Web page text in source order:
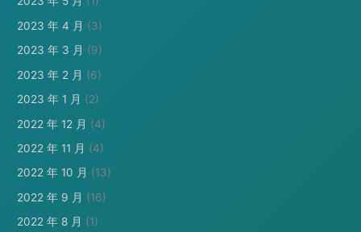
2023 年 4 月 (3)
2023 年 3 月 (9)
2023 年 2 月 (6)
2023 年 1 月 (2)
2022 年 12 月 (4)
2022 年 11 月 (4)
2022 年 10 月 (13)
2022 年 9 月 (16)
2022 年 8 月 (1)